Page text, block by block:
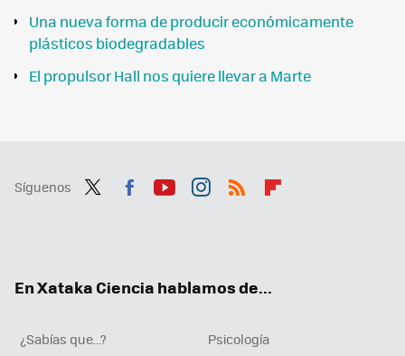
Una nueva forma de producir económicamente
plásticos biodegradables
El propulsor Hall nos quiere llevar a Marte
Síguenos
En Xataka Ciencia hablamos de...
¿Sabías que...?
Psicología